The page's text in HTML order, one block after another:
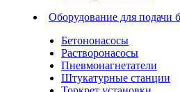
Оборудование для подачи
Бетононасосы
Растворонасосы
Пневмонагнетатели
Штукатурные станции